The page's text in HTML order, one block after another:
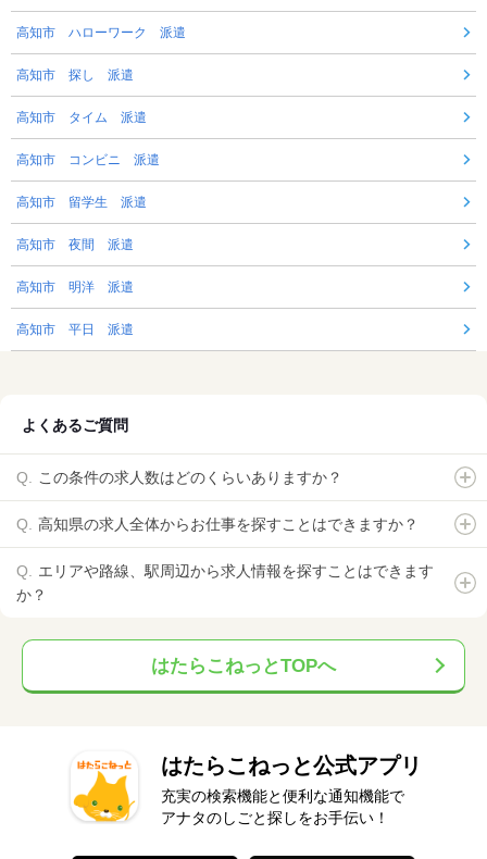
高知市 ハローワーク 派遣
高知市 探し 派遣
高知市 タイム 派遣
高知市 コンビニ 派遣
高知市 留学生 派遣
高知市 夜間 派遣
高知市 明洋 派遣
高知市 平日 派遣
よくあるご質問
この条件の求人数はどのくらいありますか？
高知県の求人全体からお仕事を探すことはできますか？
エリアや路線、駅周辺から求人情報を探すことはできます
か？
はたらこねっとTOPへ
はたらこねっと公式アプリ
充実の検索機能と便利な通知機能で
アナタのしごと探しをお手伝い！